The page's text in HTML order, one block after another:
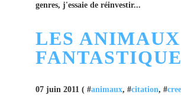
genres, j'essaie de réinvestir...
LES ANIMAUX
07 juin 2011 ( #animaux, #citation, #cree